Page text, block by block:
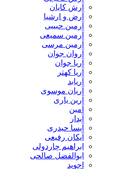
آرش کایان
​آرض و ارشیا
آرمین حبیبی
آرمین سمیعی
آرمین مرسی
آروان جوان
آریا جوان
آریا کهتر
آریان موسوی
آرین یاری
آیسا حیدری
آیکان رفیعی
ابراهیم چاردولی
ابوالفضل صالحی